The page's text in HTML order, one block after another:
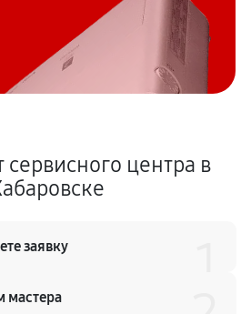
сервисного центра в
заявку
мастера